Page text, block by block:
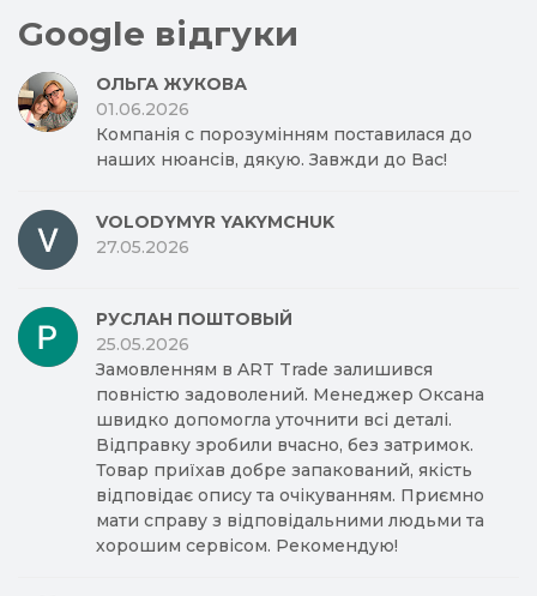
Google відгуки
ОЛЬГА ЖУКОВА
01.06.2026
Компанія с порозумінням поставилася до
наших нюансів, дякую. Завжди до Вас!
VOLODYMYR YAKYMCHUK
27.05.2026
РУСЛАН ПОШТОВЫЙ
25.05.2026
Замовленням в ART Trade залишився
повністю задоволений. Менеджер Оксана
швидко допомогла уточнити всі деталі.
Відправку зробили вчасно, без затримок.
Товар приїхав добре запакований, якість
відповідає опису та очікуванням. Приємно
мати справу з відповідальними людьми та
хорошим сервісом. Рекомендую!